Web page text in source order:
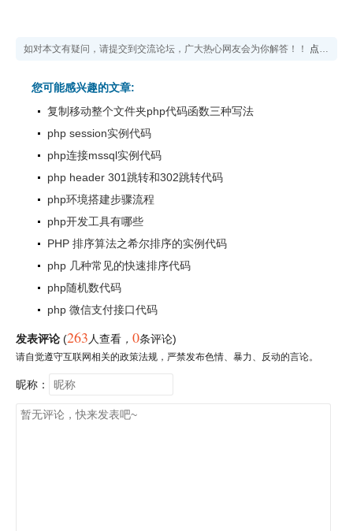
如对本文有疑问，请提交到交流论坛，广大热心网友会为你解答！！ 点击进入论坛
您可能感兴趣的文章:
复制移动整个文件夹php代码函数三种写法
php session实例代码
php连接mssql实例代码
php header 301跳转和302跳转代码
php环境搭建步骤流程
php开发工具有哪些
PHP 排序算法之希尔排序的实例代码
php 几种常见的快速排序代码
php随机数代码
php 微信支付接口代码
发表评论 (263 人查看 ， 0条评论)
请自觉遵守互联网相关的政策法规，严禁发布色情、暴力、反动的言论。
昵称：